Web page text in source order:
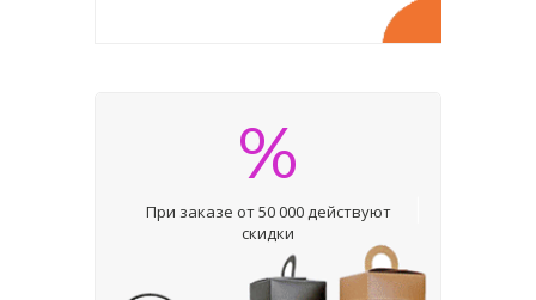
%
При заказе от 50 000 действуют
скидки